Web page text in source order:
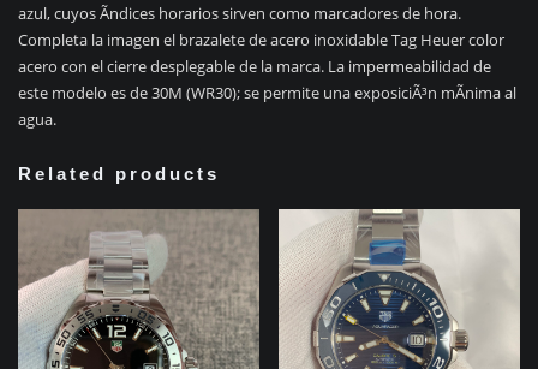
azul, cuyos Ã­ndices horarios sirven como marcadores de hora.
Completa la imagen el brazalete de acero inoxidable Tag Heuer color
acero con el cierre desplegable de la marca. La impermeabilidad de
este modelo es de 30M (WR30); se permite una exposiciÃ³n mÃ­nima al
agua.
Related products